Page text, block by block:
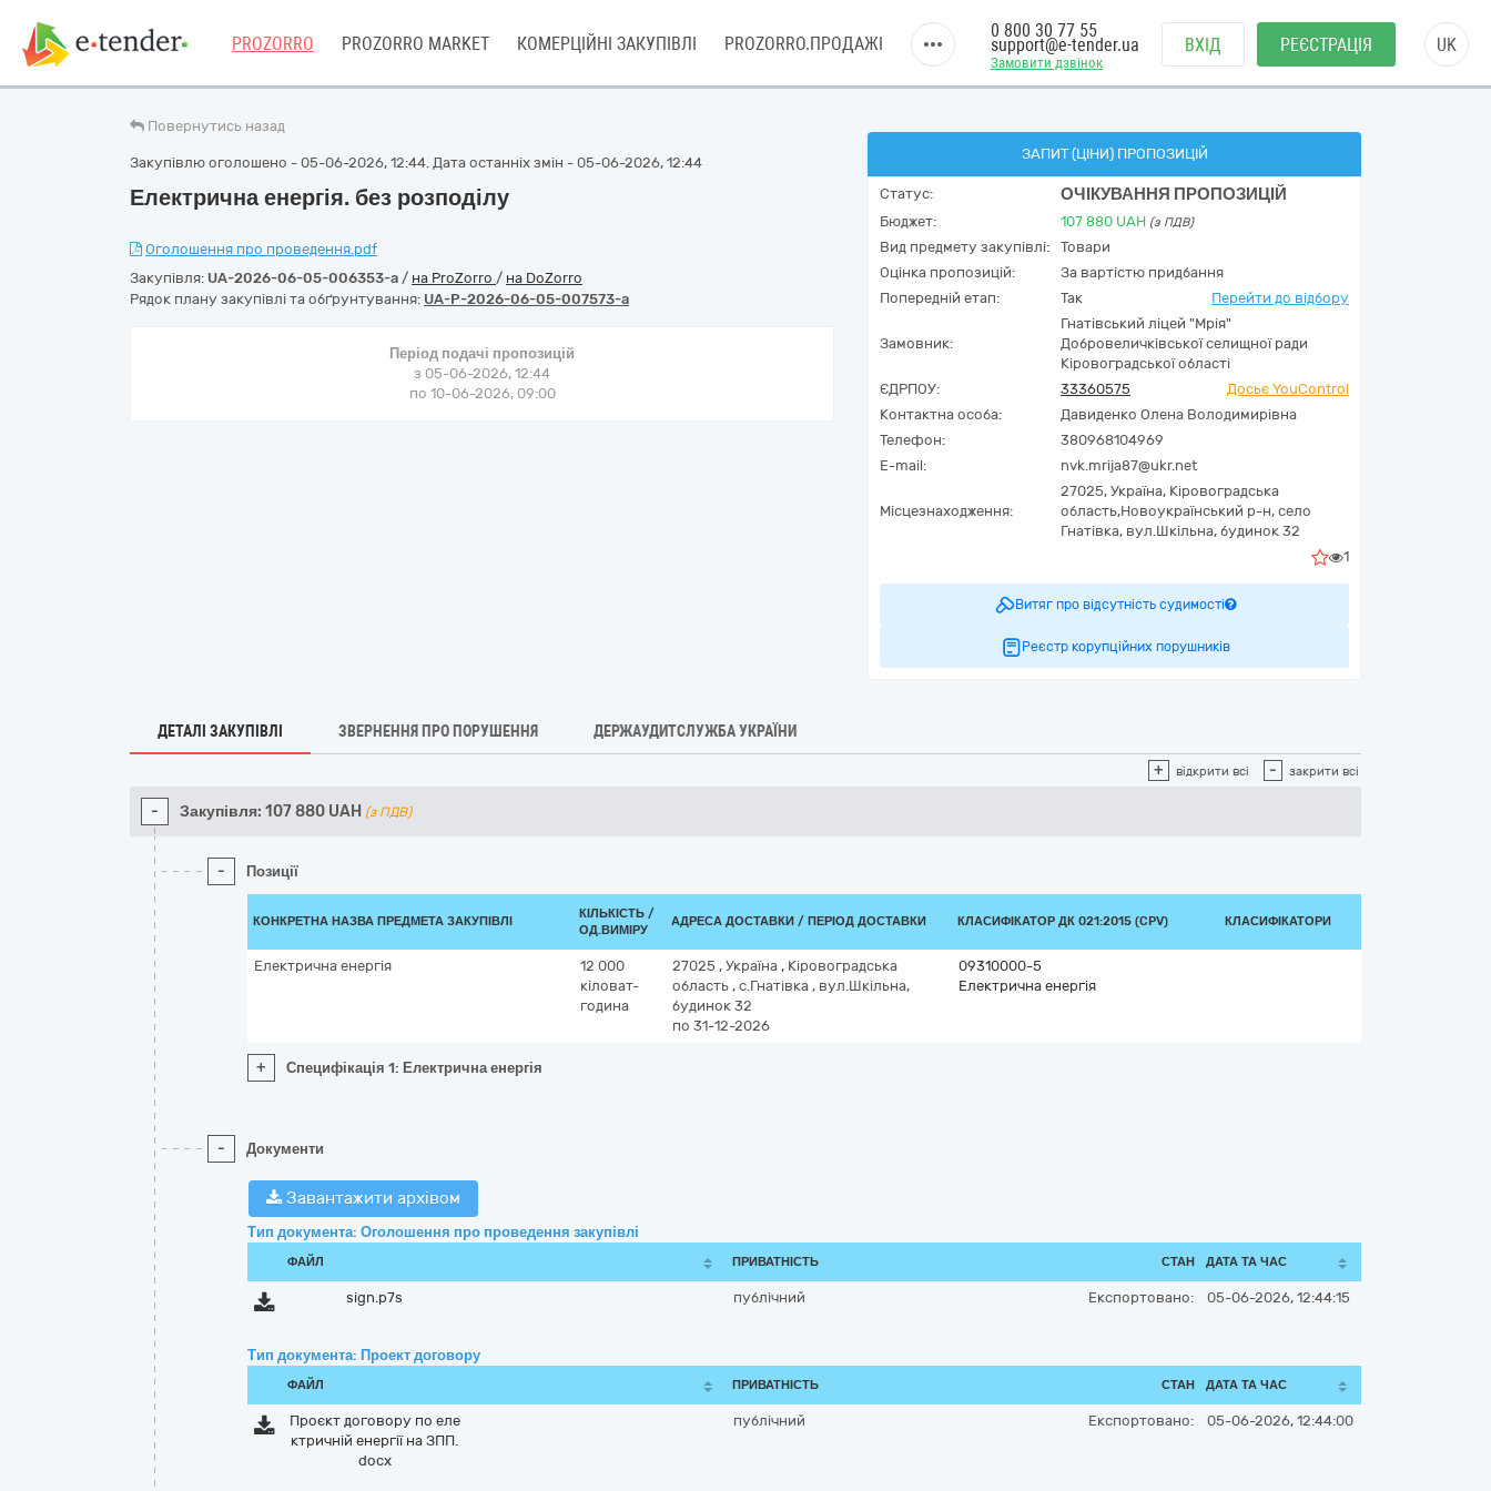
PROZORRO PROZORRO MARKET КОМЕРЦІЙНІ ЗАКУПІВЛІ PROZORRO.ПРОДАЖІ
Замовити дзвінок
0 800 30 77 55
support@e-tender.ua ВХІД РЕЄСТРАЦІЯ UK
Повернутись назад
Закупівлю оголошено - 05-06-2026, 12:44. Дата останніх змін - 05-06-2026, 12:44
Електрична енергія. без розподілу
Оголошення про проведення.pdf
Закупівля: UA-2026-06-05-006353-a / на ProZorro / на DoZorro
Рядок плану закупівлі та обґрунтування: UA-P-2026-06-05-007573-a
Період подачі пропозицій
з 05-06-2026, 12:44
по 10-06-2026, 09:00
ЗАПИТ (ЦІНИ) ПРОПОЗИЦІЙ
Статус: ОЧІКУВАННЯ ПРОПОЗИЦІЙ
Бюджет: 107 880 UAH (з ПДВ)
Вид предмету закупівлі:
Товари
Оцінка пропозицій:
За вартістю придбання
Попередній етап:
Так Перейти до відбору
Замовник:
Гнатівський ліцей "Мрія"
Добровеличківської селищної ради
Кіровоградської області
ЄДРПОУ:
33360575
Досьє YouControl
Контактна особа:
Давиденко Олена Володимирівна
Телефон:
380968104969
E-mail:
nvk.mrija87@ukr.net
Місцезнаходження:
27025, Україна, Кіровоградська
область,Новоукраїнський р-н, село
Гнатівка, вул.Шкільна, будинок 32
1
Витяг про відсутність судимості
Реєстр корупційних порушників
ДЕТАЛІ ЗАКУПІВЛІ ЗВЕРНЕННЯ ПРО ПОРУШЕННЯ ДЕРЖАУДИТСЛУЖБА УКРАЇНИ
+ відкрити всі - закрити всі
- Закупівля: 107 880 UAH (з ПДВ)
- Позиції
КОНКРЕТНА НАЗВА ПРЕДМЕТА ЗАКУПІВЛІ
КІЛЬКІСТЬ /
ОД.ВИМІРУ
АДРЕСА ДОСТАВКИ / ПЕРІОД ДОСТАВКИ КЛАСИФІКАТОР ДК 021:2015 (CPV) КЛАСИФІКАТОРИ
Електрична енергія
12 000
кіловат-
година
27025 , Україна , Кіровоградська
область , с.Гнатівка , вул.Шкільна,
будинок 32
по 31-12-2026
09310000-5
Електрична енергія
+ Специфікація 1: Електрична енергія
- Документи
Завантажити архівом
Тип документа: Оголошення про проведення закупівлі
ФАЙЛ ПРИВАТНІСТЬ СТАН ДАТА ТА ЧАС
sign.p7s публічний Експортовано: 05-06-2026, 12:44:15
Тип документа: Проект договору
ФАЙЛ ПРИВАТНІСТЬ СТАН ДАТА ТА ЧАС
Проєкт договору по еле
ктричній енергії на ЗПП.
docx
публічний Експортовано: 05-06-2026, 12:44:00